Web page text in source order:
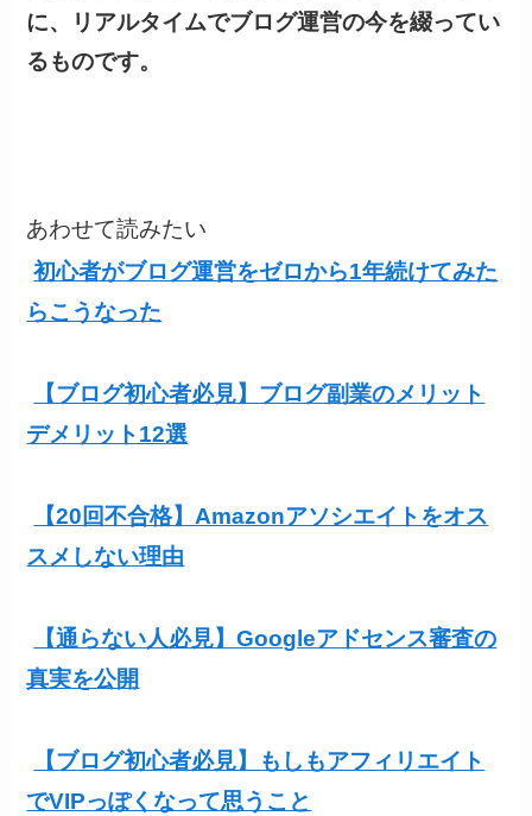
に、リアルタイムでブログ運営の今を綴ってい
るものです。
あわせて読みたい
初心者がブログ運営をゼロから1年続けてみた
らこうなった
【ブログ初心者必見】ブログ副業のメリット
デメリット12選
【20回不合格】Amazonアソシエイトをオス
スメしない理由
【通らない人必見】Googleアドセンス審査の
真実を公開
【ブログ初心者必見】もしもアフィリエイト
でVIPっぽくなって思うこと